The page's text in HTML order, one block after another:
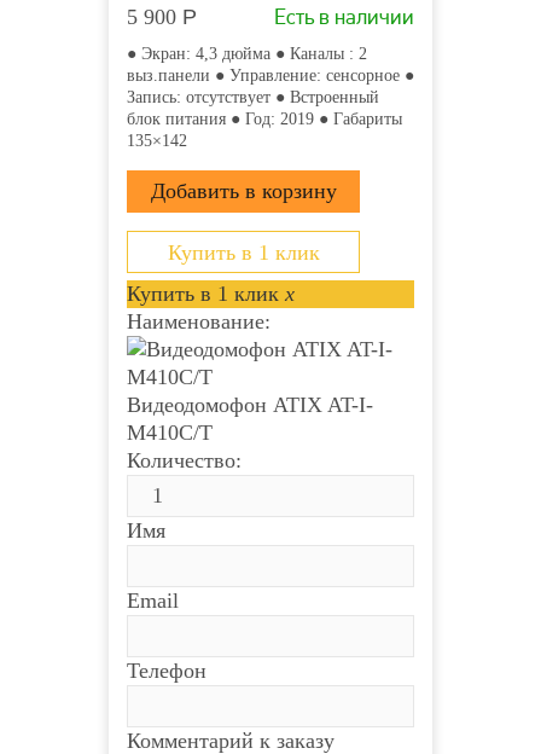
5 900 Р Есть в наличии
● Экран: 4,3 дюйма ● Каналы : 2
выз.панели ● Управление: сенсорное ●
Запись: отсутствует ● Встроенный
блок питания ● Год: 2019 ● Габариты
135×142
Купить в 1 клик
Купить в 1 клик x
Наименование:
Видеодомофон ATIX AT-I-
М410C/T
Количество:
Имя
Email
Телефон
Комментарий к заказу